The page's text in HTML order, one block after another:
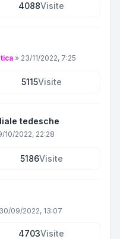
4088Visite
» 23/11/2022, 7:25
5115Visite
tedesche
10/2022, 22:28
5186Visite
30/09/2022, 13:07
4703Visite